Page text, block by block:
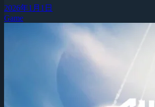
2026年1月1日
Game